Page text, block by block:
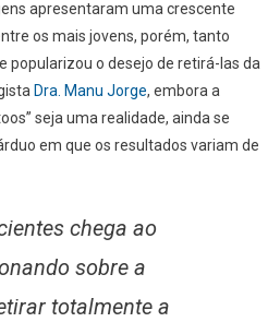
apresentaram uma crescente
os mais jovens, porém, tanto
popularizou o desejo de retirá-las da
Dra. Manu Jorge, embora a
seja uma realidade, ainda se
em que os resultados variam de
chega ao
sobre a
totalmente a